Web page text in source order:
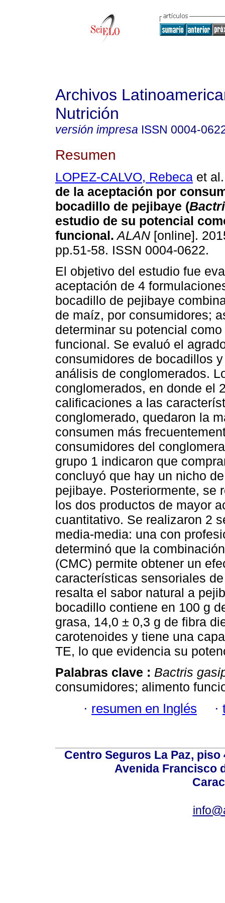
Archivos
Nutrición
versión impresa ISSN 0004-
Resumen
LOPEZ-CALVO, Rebeca et al.
de la aceptación por
bocadillo de pejibaye (
estudio de su potencial
funcional. ALAN [online].
pp.51-58. ISSN 0004-0622.
El objetivo del estudio fue
aceptación de 4
bocadillo de pejibaye
de maíz, por consumidores;
determinar su potencial
funcional. Se evaluó el
consumidores de bocadillos
análisis de conglomerados.
conglomerados, en donde el
calificaciones a las
conglomerado, quedaron la
consumen más
consumidores del
grupo 1 indicaron que
concluyó que hay un nicho
pejibaye. Posteriormente, se
los dos productos de mayor
cuantitativo. Se realizaron 2
media-media: una con
determinó que la
(CMC) permite obtener un
características sensoriales
resalta el sabor natural a
bocadillo contiene en 100 g
grasa, 14,0 ± 0,3 g de fibra
carotenoides y tiene una
TE, lo que evidencia su
Palabras clave : Bactris
consumidores; alimento
· resumen en Inglés ·
Centro Seguros La Paz,
Avenida Francisco